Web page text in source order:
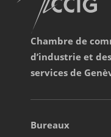
Chambre de
d’industrie et des
services de
Bureaux